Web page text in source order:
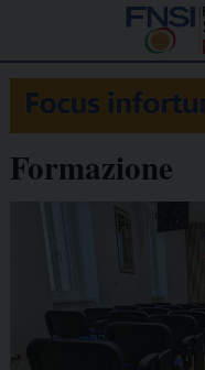
Formazione